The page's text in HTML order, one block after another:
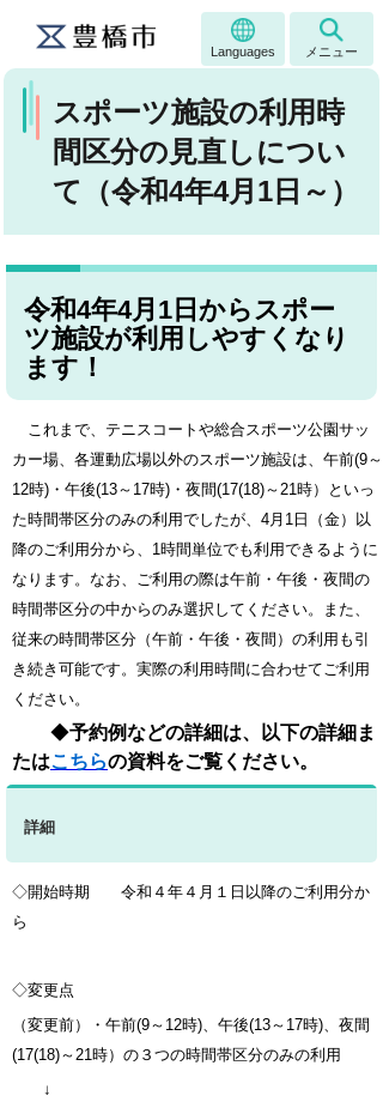
Languages メニュー
スポーツ施設の利用時
間区分の見直しについ
て（令和4年4月1日～）
令和4年4月1日からスポー
ツ施設が利用しやすくなり
ます！
これまで、テニスコートや総合スポーツ公園サッ
カー場、各運動広場以外のスポーツ施設は、午前(9～
12時)・午後(13～17時)・夜間(17(18)～21時）といっ
た時間帯区分のみの利用でしたが、4月1日（金）以
降のご利用分から、 1時間単位でも利用できるように
なります。なお、ご利用の際は午前・午後・夜間の
時間帯区分の中からのみ選択してください。また、
従来の時間帯区分（午前・午後・夜間）の利用も引
き続き可能です。 実際の利用時間に合わせてご利用
ください。
◆予約例などの詳細は、以下の詳細ま
たはこちらの資料をご覧ください。
詳細
◇開始時期 令和４年４月１日以降のご利用分か
ら
◇変更点
（変更前）
・午前(9～12時)、午後(13～17時)、夜間
(17(18)～21時）の３つの時間帯区分のみの利用
↓